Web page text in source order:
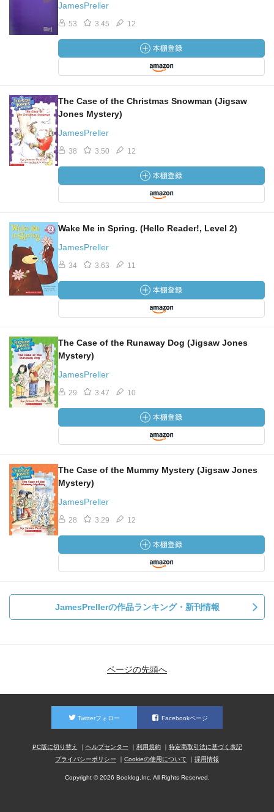
JamesPreller
53 3.45 12
The Case of the Christmas Snowman (Jigsaw
Jones Mystery)
JamesPreller
38 3.50 12
Wake Me in Spring. (Hello Reader!, Level 2)
JamesPreller
34 3.63 11
The Case of the Runaway Dog (Jigsaw Jones
Mystery)
JamesPreller
29 3.47 10
The Case of the Mummy Mystery (Jigsaw Jones
Mystery)
JamesPreller
28 3.29 12
JamesPrellerの作品ランキング・新刊情報
ページの先頭へ
Twitterフォロー Facebookページ
PC版に切り替え ヘルプセンター 利用規約
特定商取引法に基づく表記
プライバシーポリシー
Cookieの使用について 採用情報
Copyright © 2026 Booklog,Inc. All Rights Reserved.